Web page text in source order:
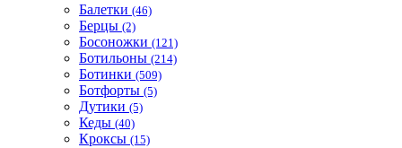
Балетки (46)
Берцы (2)
Босоножки (121)
Ботильоны (214)
Ботинки (509)
Ботфорты (5)
Дутики (5)
Кеды (40)
Кроксы (15)